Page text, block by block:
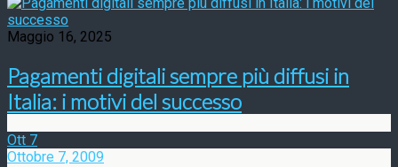
Maggio 16, 2025
Pagamenti digitali sempre più diffusi in
Italia: i motivi del successo
Ott 7
Ottobre 7, 2009